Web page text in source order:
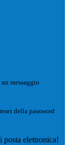
messaggio
della password
posta elettronica!